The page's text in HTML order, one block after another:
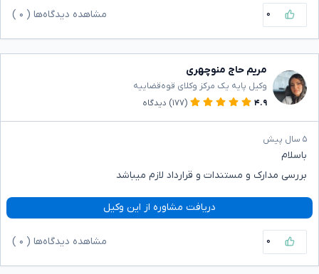
۰ مشاهده دیدگاه‌ها ( ۰
مریم حاج منوچهری
وکیل پایه یک مرکز وکلای قوه‌قضاییه
۴.۹
(۱۷۷) دیدگاه
۵ سال پیش
باسلام
بررسی مدارک و مستندات و قرارداد لازم میباشد
دریافت مشاوره از این وکیل
۰ مشاهده دیدگاه‌ها ( ۰